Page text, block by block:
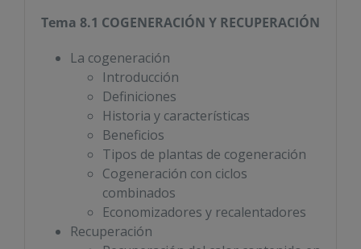
Tema 8.1 COGENERACIÓN Y RECUPERACIÓN
La cogeneración
Introducción
Definiciones
Historia y características
Beneficios
Tipos de plantas de cogeneración
Cogeneración con ciclos
combinados
Economizadores y recalentadores
Recuperación